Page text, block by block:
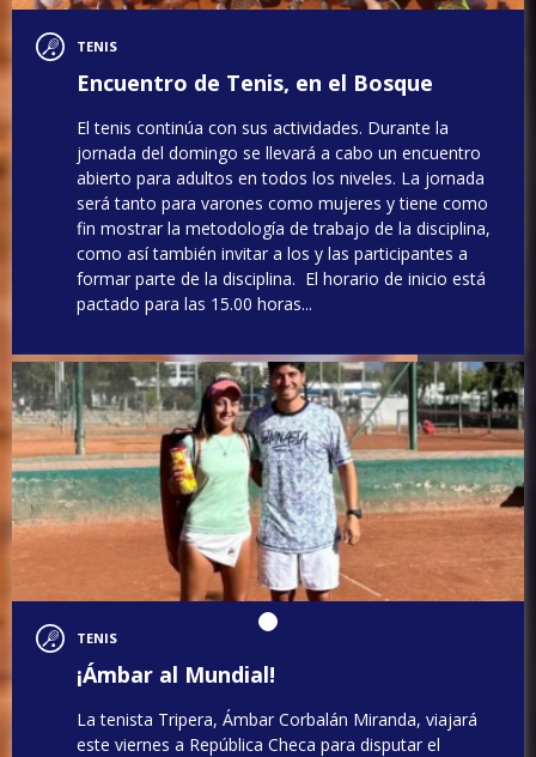
TENIS
Encuentro de Tenis, en el Bosque
El tenis continúa con sus actividades. Durante la
jornada del domingo se llevará a cabo un encuentro
abierto para adultos en todos los niveles. La jornada
será tanto para varones como mujeres y tiene como
fin mostrar la metodología de trabajo de la disciplina,
como así también invitar a los y las participantes a
formar parte de la disciplina. El horario de inicio está
pactado para las 15.00 horas...
TENIS
¡Ámbar al Mundial!
La tenista Tripera, Ámbar Corbalán Miranda, viajará
este viernes a República Checa para disputar el